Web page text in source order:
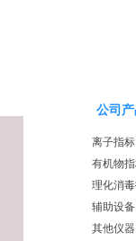
公司
离子指标
有机物
理化消
辅助设备
其他仪器